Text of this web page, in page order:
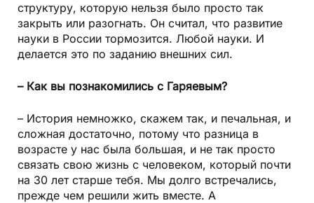
структуру, которую нельзя было просто так
закрыть или разогнать. Он считал, что развитие
науки в России тормозится. Любой науки. И
делается это по заданию внешних сил.
– Как вы познакомились с Гаряевым?
– История немножко, скажем так, и печальная, и
сложная достаточно, потому что разница в
возрасте у нас была большая, и не так просто
связать свою жизнь с человеком, который почти
на 30 лет старше тебя. Мы долго встречались,
прежде чем решили жить вместе. А